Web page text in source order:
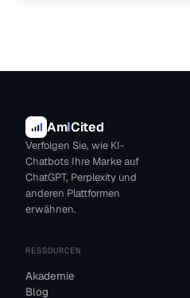
AmICited
Verfolgen Sie, wie KI-
Chatbots Ihre Marke auf
ChatGPT, Perplexity und
anderen Plattformen
erwähnen.
RESSOURCEN
Akademie
Blog